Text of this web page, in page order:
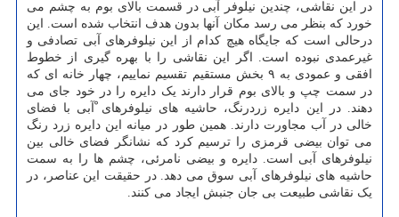
در این نقاشی، چندین نیلوفر آبی در قسمت بالای بوم به چشم می
خورد که بنظر می رسد مکان آنها بدون هدف انتخاب شده است. این
درحالی است که جایگاه هیچ کدام از این نیلوفرهای آبی تصادفی و
غیرعمدی نبوده است. اگر این نقاشی را با بهره گیری از خطوط
افقی و عمودی به ۹ بخش مستقیم تقسیم نماییم، چهار خانه ای که
در سمت چپ و بالای بوم قرار دارند یک دایره را در خود جای می
دهند. در این دایره زردرنگ، حاشیه های نیلوفرهای ْآبی با فضای
خالی در آب مجاورت دارند. همین طور در میانه این دایره زرد رنگ
می توان بیضی قرمزی را ترسیم کرد که نشانگر فضای خالی بین
نیلوفرهای آبی است. دایره و بیضی نامرئی، چشم ها را به سمت
حاشیه های نیلوفرهای آبی سوق می دهد. در حقیقت این عناصر، در
یک نقاشی طبیعت بی جان جنبش ایجاد می کنند.